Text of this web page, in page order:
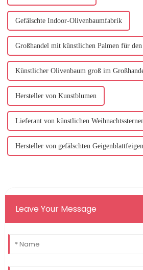
Gefälschte Indoor-Olivenbaumfabrik
Großhandel mit künstlichen Palmen für den
Künstlicher Olivenbaum groß im
Hersteller von Kunstblumen
Lieferant von künstlichen
Hersteller von gefälschten Geigenblattfeigen
Leave Your Message